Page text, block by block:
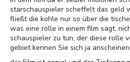
starschauspieler scheffelt das geld
fließt die kohle nur so über die
was eine rolle in einem film sagt,
schauspieler zu tun, der diese rolle
gebiet kennen Sie sich ja